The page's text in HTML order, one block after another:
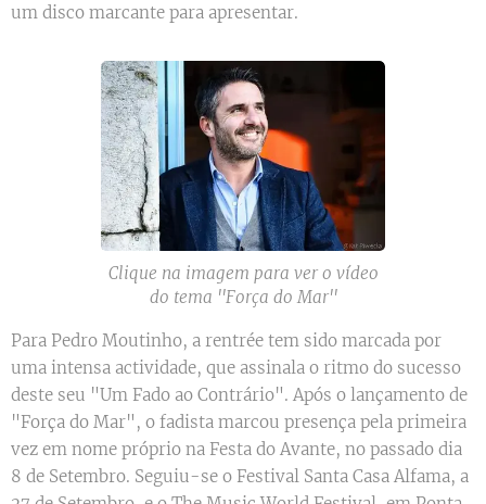
um disco marcante para apresentar.
Clique na imagem para ver o vídeo
do tema ''Força do Mar''
Para Pedro Moutinho, a rentrée tem sido marcada por
uma intensa actividade, que assinala o ritmo do sucesso
deste seu "Um Fado ao Contrário". Após o lançamento de
"Força do Mar", o fadista marcou presença pela primeira
vez em nome próprio na Festa do Avante, no passado dia
8 de Setembro. Seguiu-se o Festival Santa Casa Alfama, a